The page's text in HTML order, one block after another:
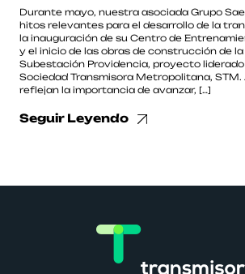
Durante mayo, nuestra asociada Grupo
hitos relevantes para el desarrollo de la
la inauguración de su Centro de
y el inicio de las obras de construcción de
Subestación Providencia, proyecto
Sociedad Transmisora Metropolitana,
reflejan la importancia de avanzar, […]
Seguir Leyendo